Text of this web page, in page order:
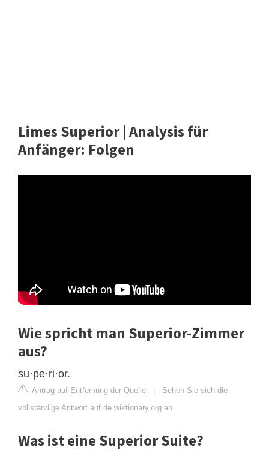
Limes Superior | Analysis für
Anfänger: Folgen
Wie spricht man Superior-Zimmer
aus?
su·pe·ri·or.
Antrag auf Entfernung der Quelle | Sehen Sie sich die
vollständige Antwort auf de.wiktionary.org an
Was ist eine Superior Suite?